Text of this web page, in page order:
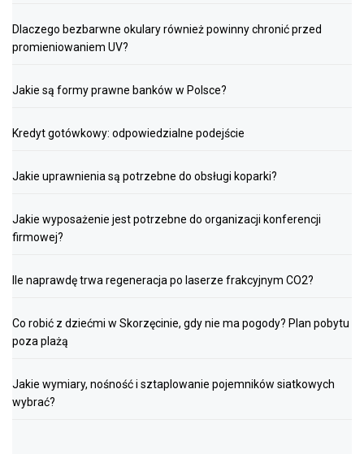
Dlaczego bezbarwne okulary również powinny chronić przed
promieniowaniem UV?
Jakie są formy prawne banków w Polsce?
Kredyt gotówkowy: odpowiedzialne podejście
Jakie uprawnienia są potrzebne do obsługi koparki?
Jakie wyposażenie jest potrzebne do organizacji konferencji
firmowej?
Ile naprawdę trwa regeneracja po laserze frakcyjnym CO2?
Co robić z dziećmi w Skorzęcinie, gdy nie ma pogody? Plan pobytu
poza plażą
Jakie wymiary, nośność i sztaplowanie pojemników siatkowych
wybrać?